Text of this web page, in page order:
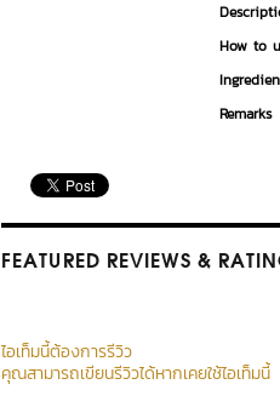
How to
Remarks
FEATURED REVIEWS &
ไอเท็มนี้ต้องการรีวิว
คุณสามารถเขียนรีวิวได้หากเคยใช้ไอเท็มนี้